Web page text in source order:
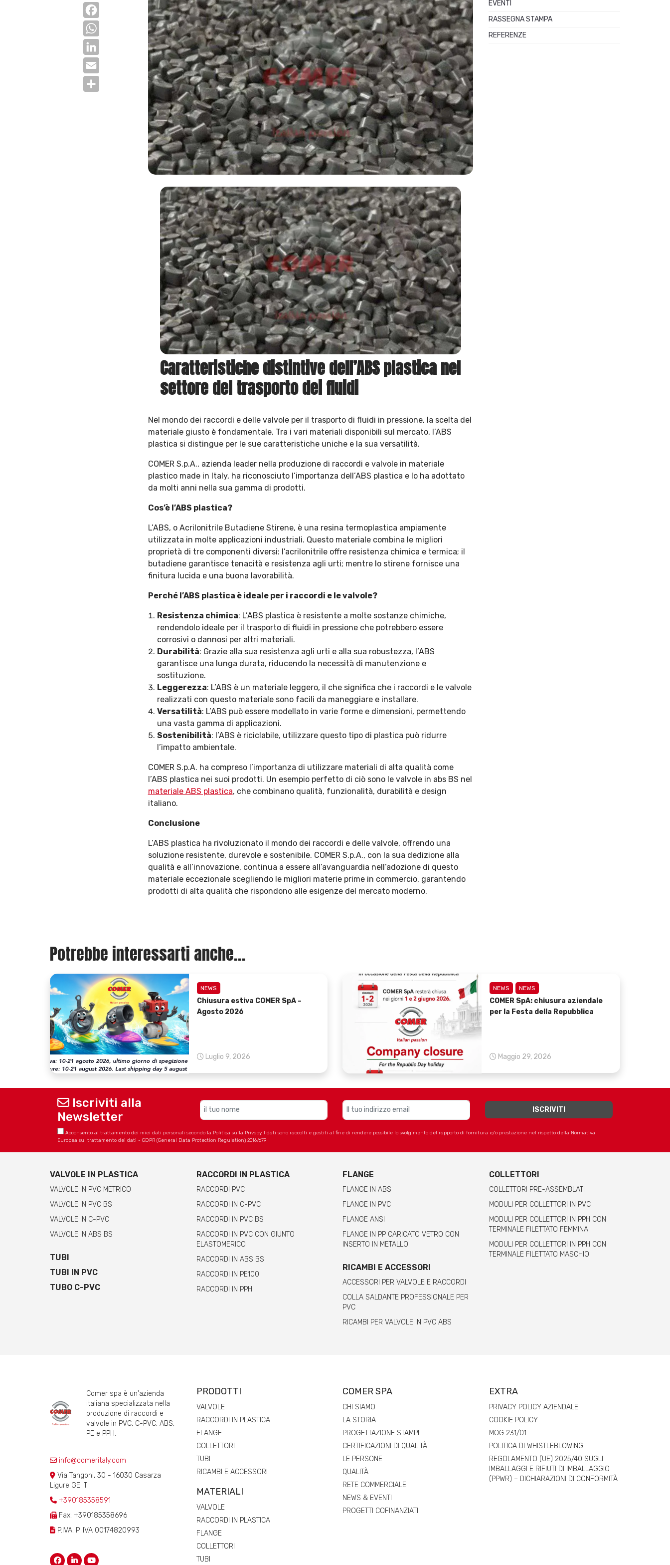
Facebook
WhatsApp
LinkedIn
Condividi
Caratteristiche distintive dell’ABS plastica nel
settore del trasporto dei fluidi
Nel mondo dei raccordi e delle valvole per il trasporto di fluidi in pressione, la scelta del
materiale giusto è fondamentale. Tra i vari materiali disponibili sul mercato, l’ABS
plastica si distingue per le sue caratteristiche uniche e la sua versatilità.
COMER S.p.A., azienda leader nella produzione di raccordi e valvole in materiale
plastico made in Italy, ha riconosciuto l’importanza dell’ABS plastica e lo ha adottato
da molti anni nella sua gamma di prodotti.
Cos’è l’ABS plastica?
L’ABS, o Acrilonitrile Butadiene Stirene, è una resina termoplastica ampiamente
utilizzata in molte applicazioni industriali. Questo materiale combina le migliori
proprietà di tre componenti diversi: l’acrilonitrile offre resistenza chimica e termica; il
butadiene garantisce tenacità e resistenza agli urti; mentre lo stirene fornisce una
finitura lucida e una buona lavorabilità.
Perché l’ABS plastica è ideale per i raccordi e le valvole?
Resistenza chimica: L’ABS plastica è resistente a molte sostanze chimiche,
rendendolo ideale per il trasporto di fluidi in pressione che potrebbero essere
corrosivi o dannosi per altri materiali.
Durabilità: Grazie alla sua resistenza agli urti e alla sua robustezza, l’ABS
garantisce una lunga durata, riducendo la necessità di manutenzione e
sostituzione.
Leggerezza: L’ABS è un materiale leggero, il che significa che i raccordi e le valvole
realizzati con questo materiale sono facili da maneggiare e installare.
Versatilità: L’ABS può essere modellato in varie forme e dimensioni, permettendo
una vasta gamma di applicazioni.
Sostenibilità: l’ABS è riciclabile, utilizzare questo tipo di plastica può ridurre
l’impatto ambientale.
COMER S.p.A. ha compreso l’importanza di utilizzare materiali di alta qualità come
l’ABS plastica nei suoi prodotti. Un esempio perfetto di ciò sono le valvole in abs BS nel
materiale ABS plastica, che combinano qualità, funzionalità, durabilità e design
italiano.
Conclusione
L’ABS plastica ha rivoluzionato il mondo dei raccordi e delle valvole, offrendo una
soluzione resistente, durevole e sostenibile. COMER S.p.A., con la sua dedizione alla
qualità e all’innovazione, continua a essere all’avanguardia nell’adozione di questo
materiale eccezionale scegliendo le migliori materie prime in commercio, garantendo
prodotti di alta qualità che rispondono alle esigenze del mercato moderno.
EVENTI
RASSEGNA STAMPA
REFERENZE
Potrebbe interessarti anche...
NEWS
Chiusura estiva COMER SpA –
Agosto 2026
Luglio 9, 2026
NEWS NEWS
COMER SpA: chiusura aziendale
per la Festa della Repubblica
Maggio 29, 2026
Iscriviti alla
Newsletter
Acconsento al trattamento dei miei dati personali secondo la Politica sulla Privacy. I dati sono raccolti e gestiti al fine di rendere possibile lo svolgimento del rapporto di fornitura e/o prestazione nel rispetto della Normativa
Europea sul trattamento dei dati - GDPR (General Data Protection Regulation) 2016/679
VALVOLE IN PLASTICA
VALVOLE IN PVC METRICO
VALVOLE IN PVC BS
VALVOLE IN C-PVC
VALVOLE IN ABS BS
TUBI
TUBI IN PVC
TUBO C-PVC
RACCORDI IN PLASTICA
RACCORDI PVC
RACCORDI IN C-PVC
RACCORDI IN PVC BS
RACCORDI IN PVC CON GIUNTO
ELASTOMERICO
RACCORDI IN ABS BS
RACCORDI IN PE100
RACCORDI IN PPH
FLANGE
FLANGE IN ABS
FLANGE IN PVC
FLANGE ANSI
FLANGE IN PP CARICATO VETRO CON
INSERTO IN METALLO
RICAMBI E ACCESSORI
ACCESSORI PER VALVOLE E RACCORDI
COLLA SALDANTE PROFESSIONALE PER
PVC
RICAMBI PER VALVOLE IN PVC ABS
COLLETTORI
COLLETTORI PRE-ASSEMBLATI
MODULI PER COLLETTORI IN PVC
MODULI PER COLLETTORI IN PPH CON
TERMINALE FILETTATO FEMMINA
MODULI PER COLLETTORI IN PPH CON
TERMINALE FILETTATO MASCHIO
Comer spa è un'azienda
italiana specializzata nella
produzione di raccordi e
valvole in PVC, C-PVC, ABS,
PE e PPH.
info@comeritaly.com
Via Tangoni, 30 - 16030 Casarza
Ligure GE IT
+390185358591
Fax: +390185358696
P.IVA: P. IVA 00174820993
PRODOTTI
VALVOLE
RACCORDI IN PLASTICA
FLANGE
COLLETTORI
TUBI
RICAMBI E ACCESSORI
MATERIALI
VALVOLE
RACCORDI IN PLASTICA
FLANGE
COLLETTORI
TUBI
COMER SPA
CHI SIAMO
LA STORIA
PROGETTAZIONE STAMPI
CERTIFICAZIONI DI QUALITÀ
LE PERSONE
QUALITÀ
RETE COMMERCIALE
NEWS & EVENTI
PROGETTI COFINANZIATI
EXTRA
PRIVACY POLICY AZIENDALE
COOKIE POLICY
MOG 231/01
POLITICA DI WHISTLEBLOWING
REGOLAMENTO (UE) 2025/40 SUGLI
IMBALLAGGI E RIFIUTI DI IMBALLAGGIO
(PPWR) – DICHIARAZIONI DI CONFORMITÀ